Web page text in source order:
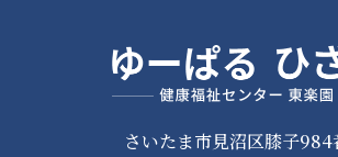
さいたま市見沼区膝子984